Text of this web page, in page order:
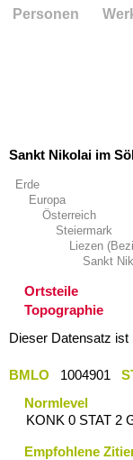
Sankt Nikolai im
Erde
Europa
Österreich
Steiermark
Liezen
Sankt
Ortsteile
Topographie
Dieser Datensatz ist
BMLO 1004901
Normlevel
KONK 0 STAT 2
Empfohlene
Personen